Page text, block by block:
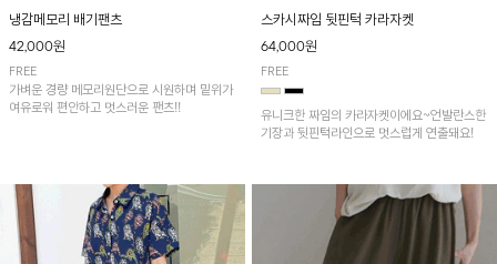
냉감메모리 배기팬츠
42,000원
FREE
가벼운 경량 메모리원단으로 시원하며 밑위가
여유로워 편안하고 멋스러운 팬츠!!
스카시짜임 뒷핀턱 카라자켓
64,000원
FREE
유니크한 짜임의 카라자켓이에요~언발란스한
기장과 뒷핀턱라인으로 멋스럽게 연출돼요!